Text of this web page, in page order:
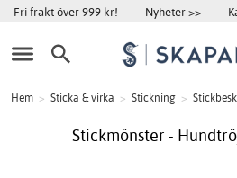
Fri frakt över 999 kr! Nyheter >>
Hem > Sticka & virka > Stickning >
Stickmönster -